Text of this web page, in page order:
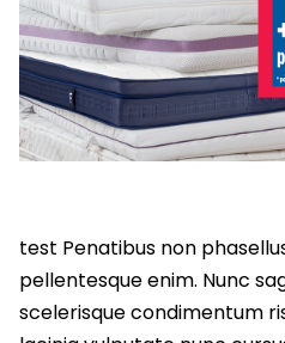
test Penatibus non
pellentesque enim. Nunc
scelerisque condimentum